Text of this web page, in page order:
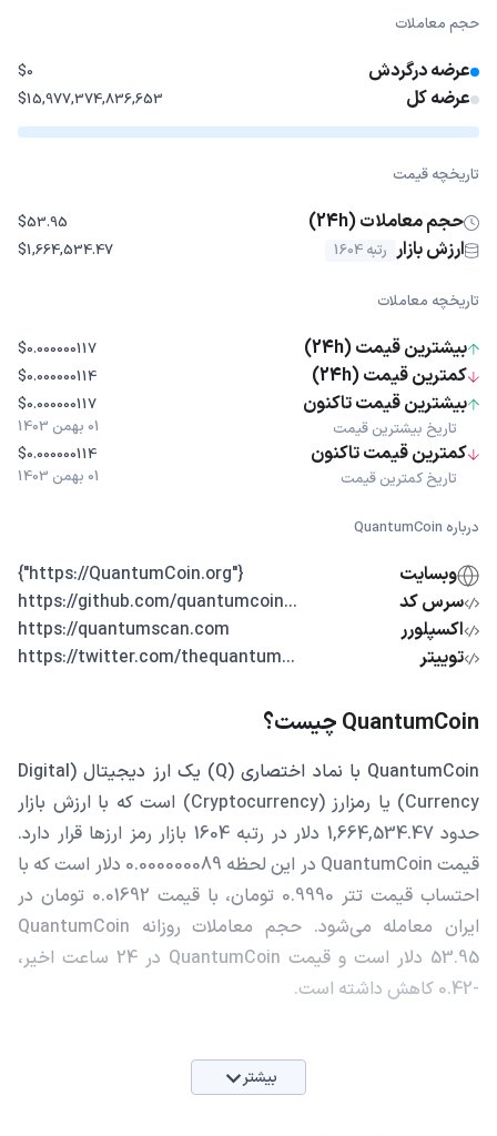
حجم معاملات
عرضه درگردش $0
عرضه کل $15,977,374,836,653
تاریخچه قیمت
حجم معاملات (24h) $53.95
ارزش بازار رتبه 1604 $1,664,534.47
تاریخچه معاملات
بیشترین قیمت (24h) $0.000000117
کمترین قیمت (24h) $0.000000114
بیشترین قیمت تاکنون
تاریخ بیشترین قیمت
$0.000000117
01 بهمن 1403
کمترین قیمت تاکنون
تاریخ کمترین قیمت
$0.000000114
01 بهمن 1403
درباره QuantumCoin
وبسایت
{"https://QuantumCoin.org"}
سرس کد
...https://github.com/quantumcoin
اکسپلورر
https://quantumscan.com
توییتر
...https://twitter.com/thequantum
QuantumCoin چیست؟
QuantumCoin با نماد اختصاری (Q) یک ارز دیجیتال (Digital
Currency) یا رمزارز (Cryptocurrency) است که با ارزش بازار
حدود 1,664,534.47 دلار در رتبه 1604 بازار رمز ارزها قرار دارد.
قیمت QuantumCoin در این لحظه 0.000000089 دلار است که با
احتساب قیمت تتر 0.9990 تومان، با قیمت 0.01692 تومان در
ایران معامله می‌شود. حجم معاملات روزانه QuantumCoin
53.95 دلار است و قیمت QuantumCoin در 24 ساعت اخیر،
-0.42 کاهش داشته است.
بیشتر